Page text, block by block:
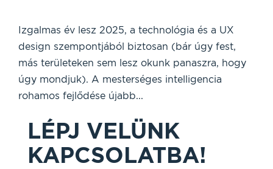
Izgalmas év lesz 2025, a technológia és a UX
design szempontjából biztosan (bár úgy fest,
más területeken sem lesz okunk panaszra, hogy
úgy mondjuk). A mesterséges intelligencia
rohamos fejlődése újabb...
LÉPJ VELÜNK
KAPCSOLATBA!